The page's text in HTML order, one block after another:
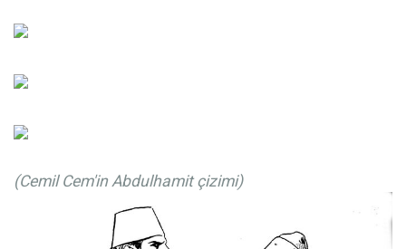
(Cemil Cem'in Abdulhamit çizimi)